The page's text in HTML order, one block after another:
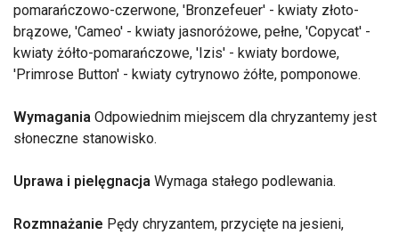
pomarańczowo-czerwone, 'Bronzefeuer' - kwiaty złoto-
brązowe, 'Cameo' - kwiaty jasnoróżowe, pełne, 'Copycat' -
kwiaty żółto-pomarańczowe, 'Izis' - kwiaty bordowe,
'Primrose Button' - kwiaty cytrynowo żółte, pomponowe.
Wymagania Odpowiednim miejscem dla chryzantemy jest
słoneczne stanowisko.
Uprawa i pielęgnacja Wymaga stałego podlewania.
Rozmnażanie Pędy chryzantem, przycięte na jesieni,